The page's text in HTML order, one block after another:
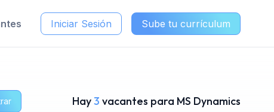
Iniciar Sesión Sube tu currículum
Hay3 vacantes para MS Dynamics